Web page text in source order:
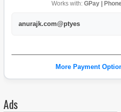
Works with: GPay |
anurajk.com@ptyes
More Payment
Ads